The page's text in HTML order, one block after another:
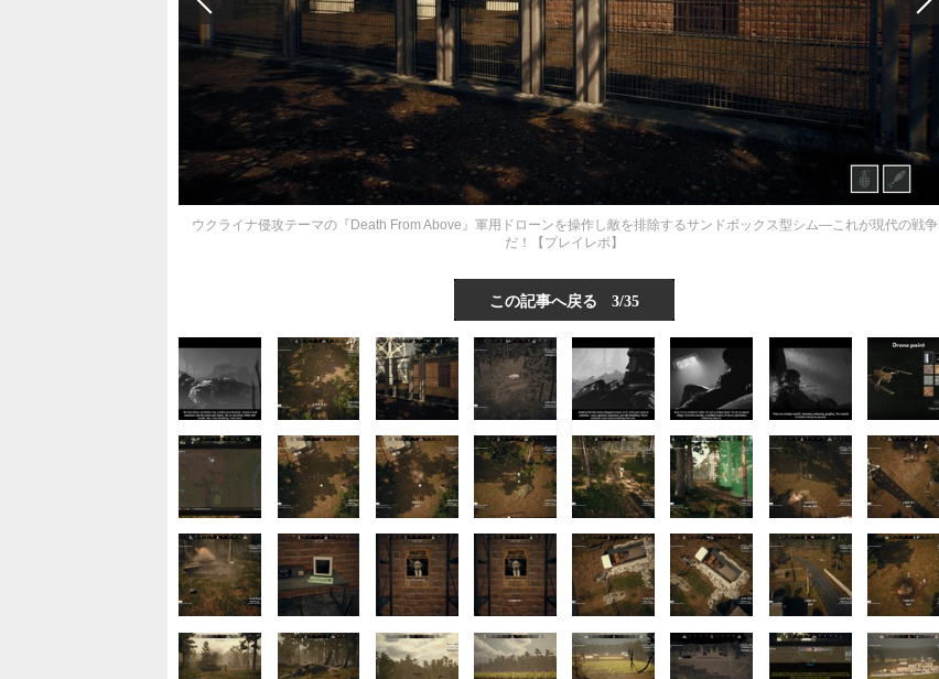
ウクライナ侵攻テーマの『Death From Above』軍用ドローンを操作し敵を排除するサンドボックス型シム―これが現代の戦争
だ！【プレイレポ】
この記事へ戻る 3/35